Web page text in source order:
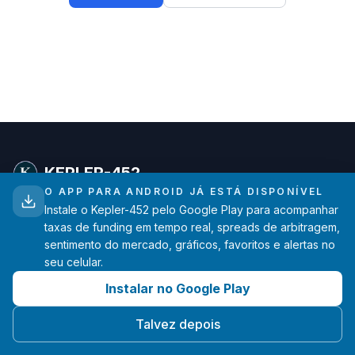
KEPLER-452
Análises avançadas de taxas de funding para traders
de criptomoedas. Dados em tempo real das principais
exchanges.
hello@kepler-452.com
Feito com ❤️ por um desenvolvedor
O APP PARA ANDROID JÁ ESTÁ DISPONÍVEL
Instale o Kepler-452 pelo Google Play para acompanhar
taxas de funding em tempo real, spreads de arbitragem,
sentimento do mercado, gráficos, favoritos e alertas no
seu celular.
Instalar no Google Play
Talvez depois